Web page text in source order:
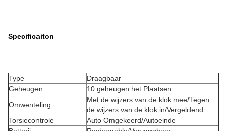
Specificaiton
Type
Draagbaar
Geheugen
10 geheugen het Plaatsen
Omwenteling
Met de wijzers van de klok mee/Tegen
de wijzers van de klok in/Vergeldend
Torsiecontrole
Auto Omgekeerd/Autoeinde